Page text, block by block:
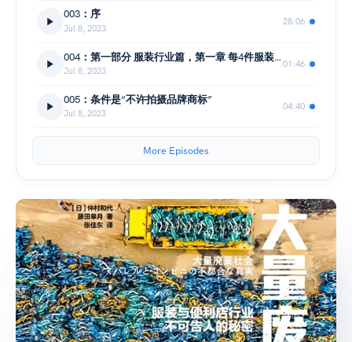
003：序
Jul 8, 2023
28:06
004：第一部分 服装行业篇，第一章 每4件服装里就有1件被丢弃
Jul 8, 2023
01:46
005：条件是“不许拍摄品牌商标”
Jul 8, 2023
04:40
More Episodes